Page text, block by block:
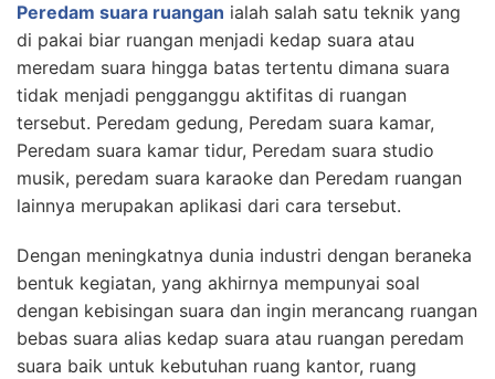
Peredam suara ruangan ialah salah satu teknik yang
di pakai biar ruangan menjadi kedap suara atau
meredam suara hingga batas tertentu dimana suara
tidak menjadi pengganggu aktifitas di ruangan
tersebut. Peredam gedung, Peredam suara kamar,
Peredam suara kamar tidur, Peredam suara studio
musik, peredam suara karaoke dan Peredam ruangan
lainnya merupakan aplikasi dari cara tersebut.
Dengan meningkatnya dunia industri dengan beraneka
bentuk kegiatan, yang akhirnya mempunyai soal
dengan kebisingan suara dan ingin merancang ruangan
bebas suara alias kedap suara atau ruangan peredam
suara baik untuk kebutuhan ruang kantor, ruang